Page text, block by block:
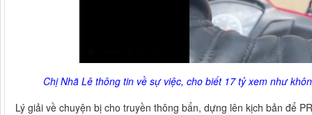
Chị Nhã Lê thông tin về sự việc, cho biết 17 tỷ xem như
Lý giải về chuyện bị cho truyền thông bẩn, dựng lên kịch bản để